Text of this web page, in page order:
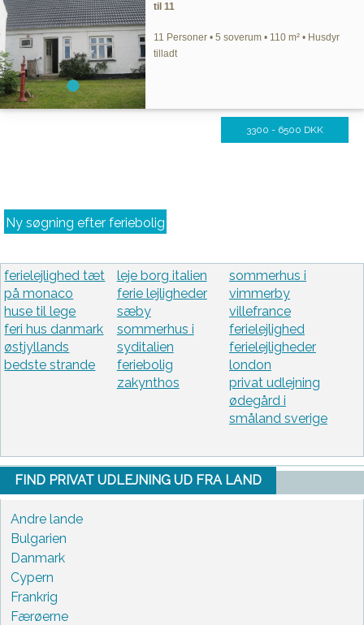
til 11
11 Personer • 5 soverum • 110 m² • Husdyr
tilladt
3300 - 6500 DKK
Ny søgning efter feriebolig
ferielejlighed tæt
på monaco
huse til lege
feri hus danmark
østjyllands
bedste strande
leje borg italien
ferie lejligheder
sæby
sommerhus i
syditalien
feriebolig
zakynthos
sommerhus i
vimmerby
villefrance
ferielejlighed
ferielejligheder
london
privat udlejning
ødegård i
småland sverige
FIND PRIVAT UDLEJNING UD FRA LAND
Andre lande
Bulgarien
Danmark
Cypern
Frankrig
Færøerne